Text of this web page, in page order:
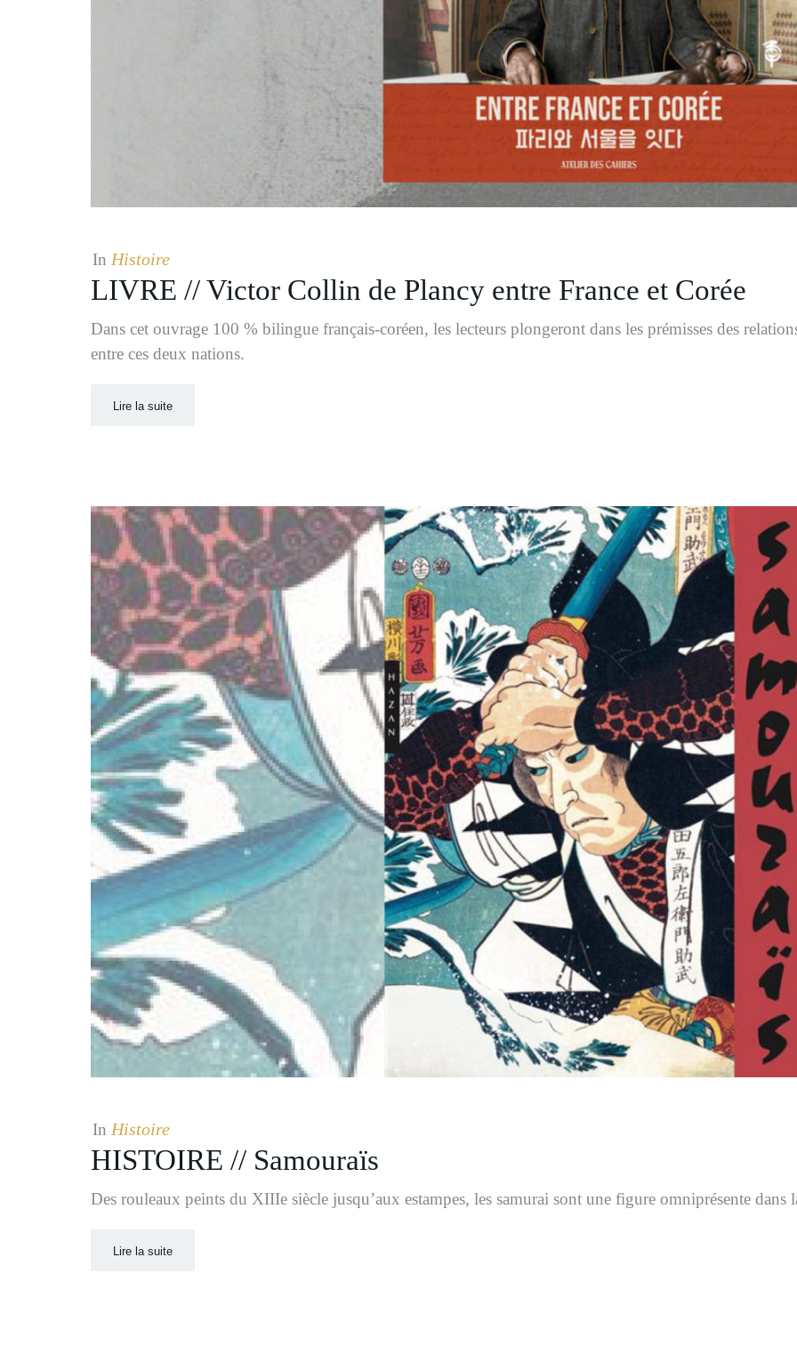
In Histoire
LIVRE // Victor Collin de Plancy entre France et Corée
Dans cet ouvrage 100 % bilingue français-coréen, les lecteurs plongeront dans les prémisses des
entre ces deux nations.
Lire la suite
In Histoire
HISTOIRE // Samouraïs
Des rouleaux peints du XIIIe siècle jusqu’aux estampes, les samurai sont une figure omniprésente dans
Lire la suite